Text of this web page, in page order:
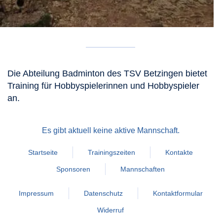
Die Abteilung Badminton des TSV Betzingen bietet
Training für Hobbyspielerinnen und Hobbyspieler
an.
Es gibt aktuell keine aktive Mannschaft.
Startseite Trainingszeiten Kontakte
Sponsoren Mannschaften
Impressum Datenschutz Kontaktformular
Widerruf